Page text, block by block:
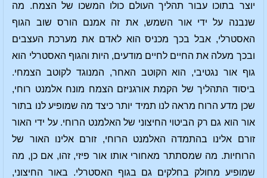
יוצר בתוכו עבור תהליך העולם כולו המשכו של הצמח. מה
שנבנה על ידי אור השמש, את זה אמנם הורס שוב הגוף
האסטרלי, אבל בכך מכניס הוא לאדם את מערכת העצבים
ובכך מעלה את החיים לחיים מודעים, היות והגוף האסטרלי הוא
גוף אור נגטיבי, הוא הקוטב האחר, המנוגד לקוטב הצמחי.
ביסוד התהליך של הקמת אורגניזם הצמח מונח אלמנט רוחי,
שכן מדע הרוח מראה לנו תמיד יותר כיצד מה שמופיע לנו בתור
אור הוא גם רק הביטוי החיצוני של האלמנט הרוחי. על ידי האור
זורם אלינו בהתמדה האלמנט הרוחי, זורם אלינו האור של
הרוחיות. מה שמסתתר מאחורי אותו אור פיזי, זהו, אם כן, מה
שמופיע מחולק בחלקים גם בגוף האסטרלי. באור החיצוני,